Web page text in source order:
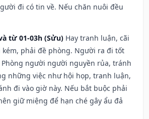
đi có tin về. Nếu chăn nuôi đều
từ 01-03h (Sửu) Hay tranh luận, cãi
kém, phải đề phòng. Người ra đi tốt
người người nguyền rủa, tránh
những việc như hội họp, tranh luận,
đi vào giờ này. Nếu bắt buộc phải
giữ miệng để hạn ché gây ẩu đả